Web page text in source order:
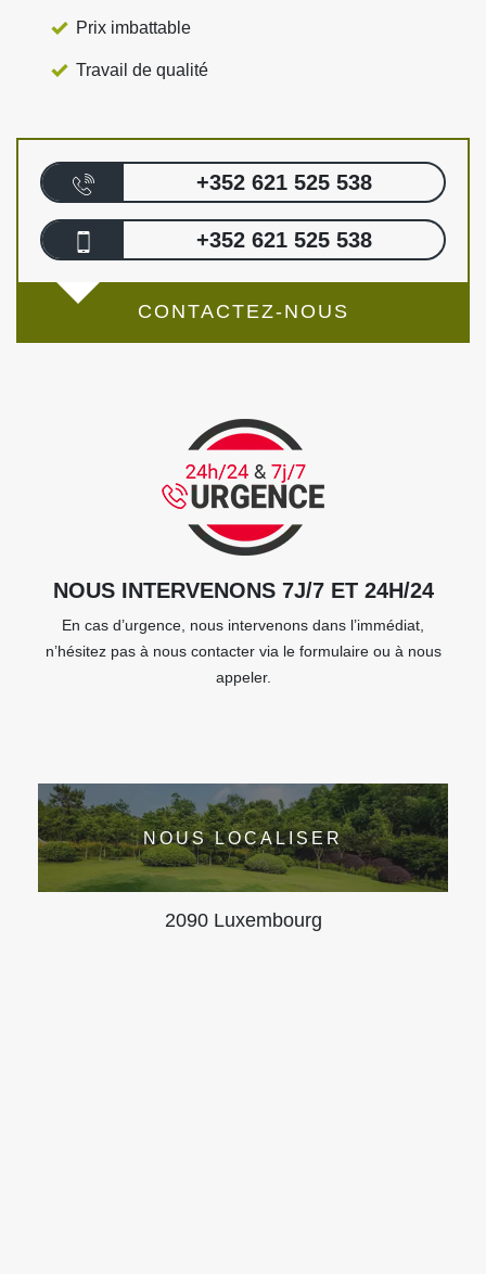
Prix imbattable
Travail de qualité
+352 621 525 538
+352 621 525 538
CONTACTEZ-NOUS
NOUS INTERVENONS 7J/7 ET 24H/24
En cas d’urgence, nous intervenons dans l’immédiat,
n’hésitez pas à nous contacter via le formulaire ou à nous
appeler.
NOUS LOCALISER
2090 Luxembourg